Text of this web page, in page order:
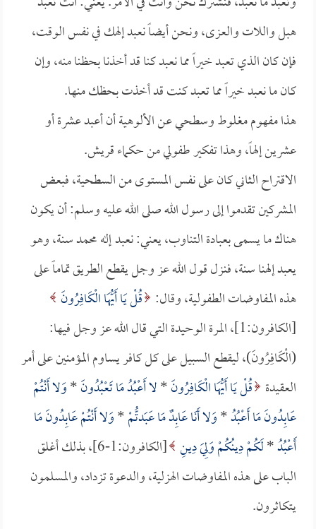
هبل واللات والعزى، ونحن أيضاً نعبد إلهك في نفس الوقت،
فإن كان الذي تعبد خيراً مما نعبد كنا قد أخذنا بحظنا منه، وإن
كان ما نعبد خيراً مما تعبد كنت قد أخذت بحظك منها.
هذا مفهوم مغلوط وسطحي عن الألوهية أن أعبد عشرة أو
عشرين إلهاً، وهذا تفكير طفولي من حكماء قريش.
الاقتراح الثاني كان على نفس المستوى من السطحية، فبعض
المشركين تقدموا إلى رسول الله صلى الله عليه وسلم: أن يكون
هناك ما يسمى بعبادة التناوب، يعني: نعبد إله محمد سنة، وهو
يعبد إلهنا سنة، فنزل قول الله عز وجل يقطع الطريق تماماً على
هذه المفاوضات الطفولية، وقال: قُلْ يَا أَيُّهَا الْكَافِرُونَ
[الكافرون:1]، المرة الوحيدة التي قال الله عز وجل فيها:
(الْكَافِرُونَ)، ليقطع السبيل على كل كافر يساوم المؤمنين على أمر
العقيدة قُلْ يَا أَيُّهَا الْكَافِرُونَ*لا أَعْبُدُ مَا تَعْبُدُونَ*وَلا أَنْتُمْ
عَابِدُونَ مَا أَعْبُدُ*وَلا أَنَا عَابِدٌ مَا عَبَدتُّمْ*وَلا أَنْتُمْ عَابِدُونَ مَا
أَعْبُدُ*لَكُمْ دِينُكُمْ وَلِيَ دِينِ
[الكافرون:1-6]، بذلك أغلق
الباب على هذه المفاوضات الهزلية، والدعوة تزداد، والمسلمون
يتكاثرون.